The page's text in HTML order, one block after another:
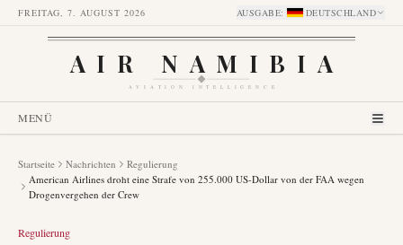
FREITAG, 7. AUGUST 2026 AUSGABE: DEUTSCHLAND
AIR NAMIBIA
AVIATION INTELLIGENCE
MENÜ
Startseite Nachrichten
Regulierung
American Airlines droht eine Strafe von 255.000 US-Dollar von der FAA wegen
Drogenvergehen der Crew
Regulierung